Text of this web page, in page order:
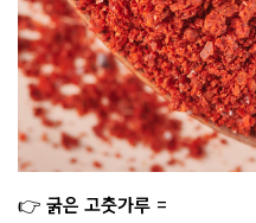
👉 굵은 고춧가루 =